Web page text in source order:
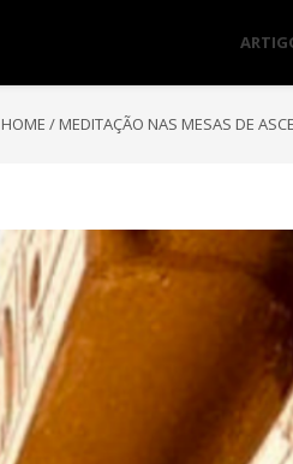
HOME / MEDITAÇÃO NAS MESAS DE